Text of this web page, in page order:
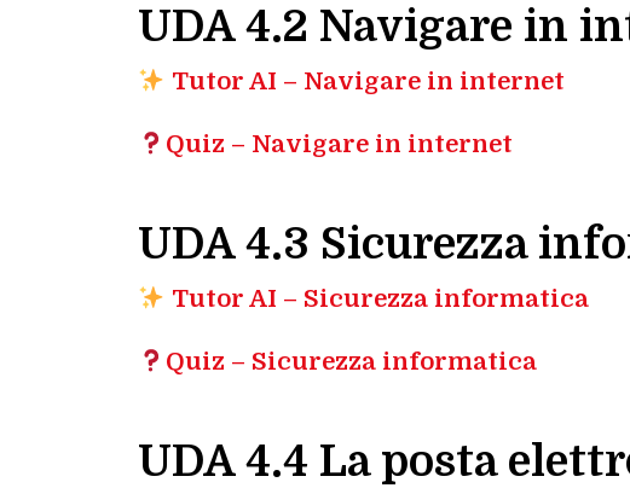
UDA 4.2 Navigare in
Tutor AI – Navigare in internet
Quiz – Navigare in internet
UDA 4.3 Sicurezza
Tutor AI – Sicurezza informatica
Quiz – Sicurezza informatica
UDA 4.4 La posta